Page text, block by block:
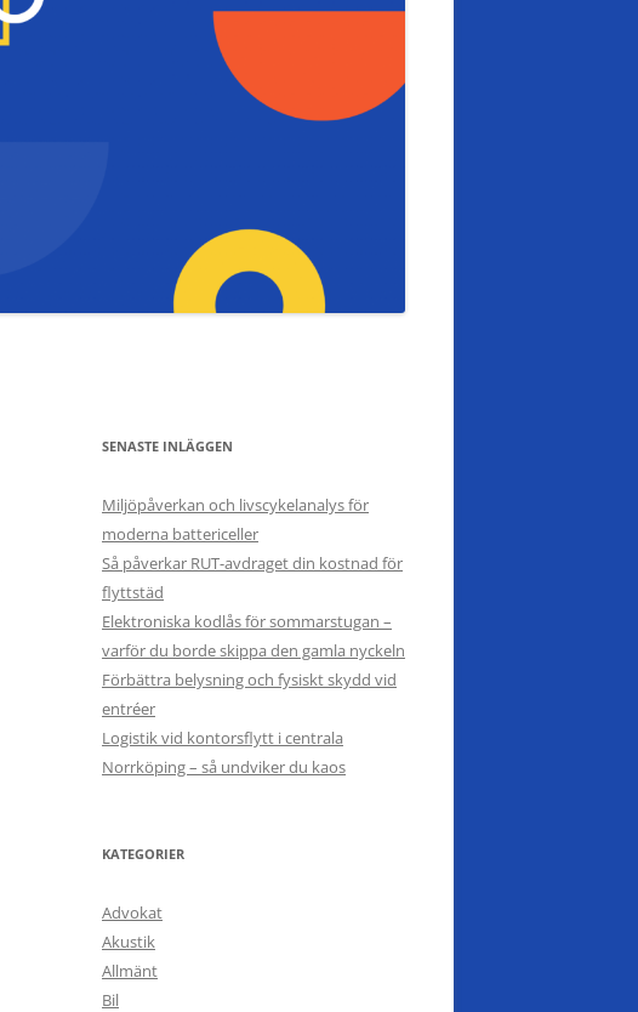
SENASTE INLÄGGEN
Miljöpåverkan och livscykelanalys för
moderna battericeller
Så påverkar RUT-avdraget din kostnad för
flyttstäd
Elektroniska kodlås för sommarstugan –
varför du borde skippa den gamla nyckeln
Förbättra belysning och fysiskt skydd vid
entréer
Logistik vid kontorsflytt i centrala
Norrköping – så undviker du kaos
KATEGORIER
Advokat
Akustik
Allmänt
Bil